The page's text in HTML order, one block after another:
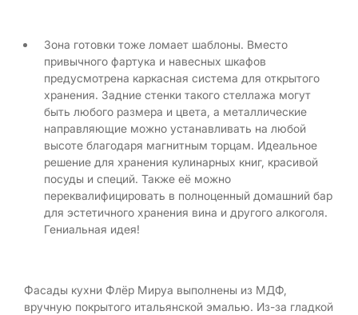
Зона готовки тоже ломает шаблоны. Вместо
привычного фартука и навесных шкафов
предусмотрена каркасная система для открытого
хранения. Задние стенки такого стеллажа могут
быть любого размера и цвета, а металлические
направляющие можно устанавливать на любой
высоте благодаря магнитным торцам. Идеальное
решение для хранения кулинарных книг, красивой
посуды и специй. Также её можно
переквалифицировать в полноценный домашний бар
для эстетичного хранения вина и другого алкоголя.
Гениальная идея!
Фасады кухни Флёр Мируа выполнены из МДФ,
вручную покрытого итальянской эмалью. Из-за гладкой